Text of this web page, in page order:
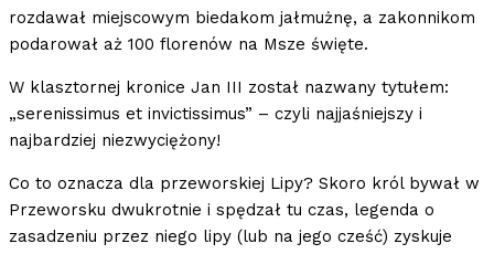
rozdawał miejscowym biedakom jałmużnę, a zakonnikom
podarował aż 100 florenów na Msze święte.
W klasztornej kronice Jan III został nazwany tytułem:
„serenissimus et invictissimus” – czyli najjaśniejszy i
najbardziej niezwyciężony!
Co to oznacza dla przeworskiej Lipy? Skoro król bywał w
Przeworsku dwukrotnie i spędzał tu czas, legenda o
zasadzeniu przez niego lipy (lub na jego cześć) zyskuje